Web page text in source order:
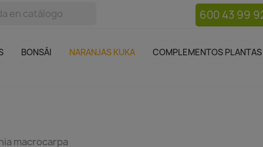
600 43 99
BONSÁI NARANJAS KUKA COMPLEMENTOS PLANTAS
Complementos plantas
macrocarpa